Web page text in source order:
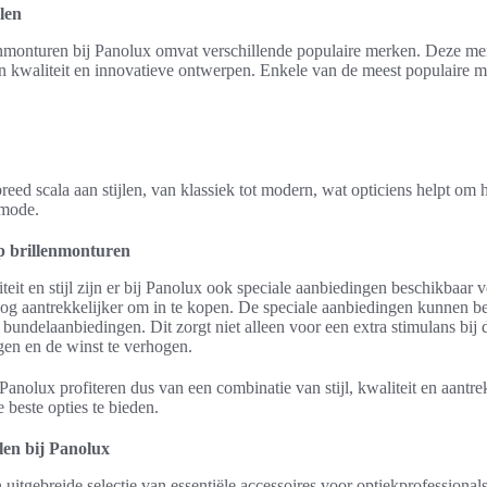
bij Panolux omvat verschillende populaire merken. Deze
kwaliteit en innovatieve ontwerpen. Enkele van de meest populaire
scala aan stijlen, van klassiek tot modern, wat opticiens helpt om
brillenmonturen
en stijl zijn er bij Panolux ook speciale aanbiedingen beschikbaar
aantrekkelijker om in te kopen. De speciale aanbiedingen kunnen
Dit zorgt niet alleen voor een extra stimulans bij
en de winst te verhogen.
profiteren dus van een combinatie van stijl, kwaliteit en
beste opties te bieden.
bij Panolux